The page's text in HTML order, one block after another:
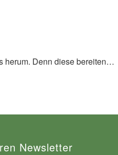
herum. Denn diese bereiten…
Newsletter